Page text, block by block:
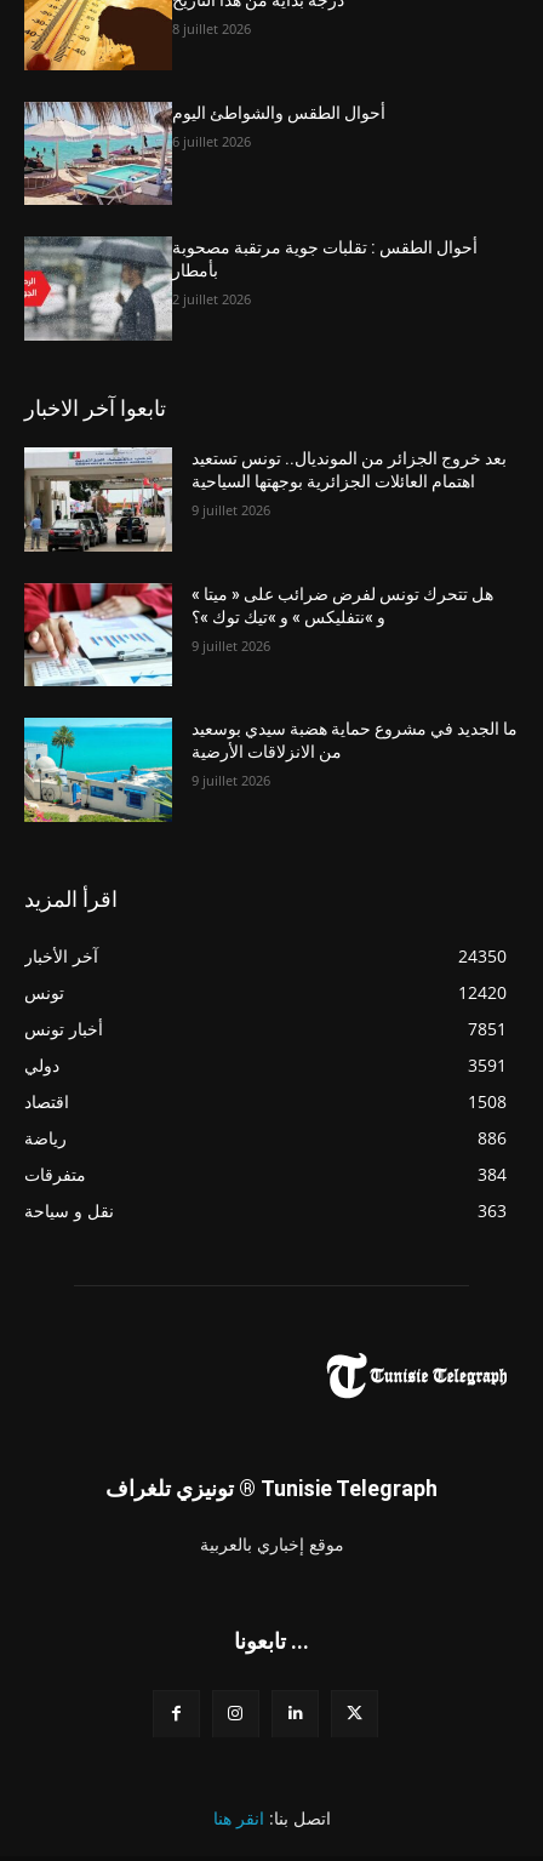
8 juillet 2026
أحوال الطقس والشواطئ اليوم
6 juillet 2026
أحوال الطقس : تقلبات جوية مرتقبة مصحوبة
بأمطار
2 juillet 2026
تابعوا آخر الاخبار
بعد خروج الجزائر من المونديال.. تونس تستعيد
اهتمام العائلات الجزائرية بوجهتها السياحية
9 juillet 2026
هل تتحرك تونس لفرض ضرائب على « ميتا »
و »نتفليكس » و »تيك توك »؟
9 juillet 2026
ما الجديد في مشروع حماية هضبة سيدي بوسعيد
من الانزلاقات الأرضية
9 juillet 2026
اقرأ المزيد
آخر الأخبار
24350
تونس
12420
أخبار تونس
7851
دولي
3591
اقتصاد
1508
رياضة
886
متفرقات
384
نقل و سياحة
363
تونيزي تلغراف ® Tunisie Telegraph
موقع إخباري بالعربية
تابعونا ...
اتصل بنا: انقر هنا